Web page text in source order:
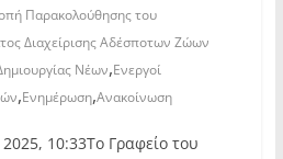
Παρακολούθησης του
Διαχείρισης Αδέσποτων Ζώων
Νέων,Ενεργοί
,Ενημέρωση,Ανακοίνωση
10:33Το Γραφείο του